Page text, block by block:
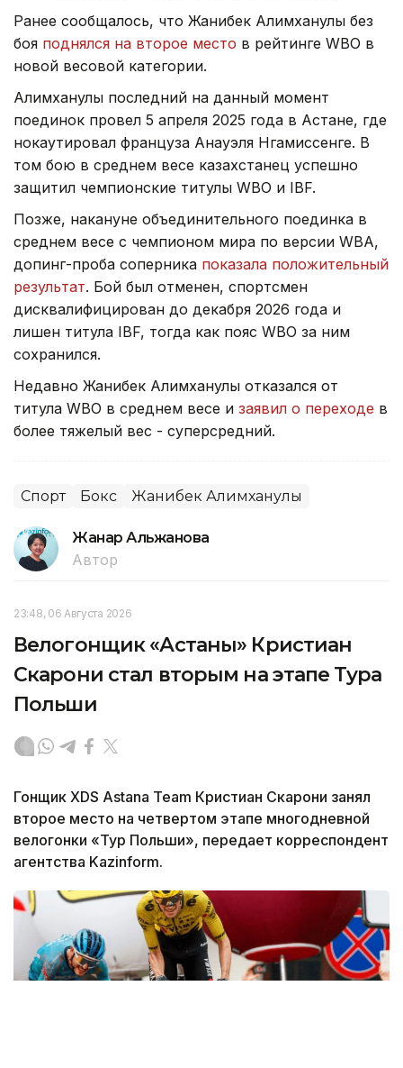
Ранее сообщалось, что Жанибек Алимханулы без
боя поднялся на второе место в рейтинге WBO в
новой весовой категории.
Алимханулы последний на данный момент
поединок провел 5 апреля 2025 года в Астане, где
нокаутировал француза Анауэля Нгамиссенге. В
том бою в среднем весе казахстанец успешно
защитил чемпионские титулы WBO и IBF.
Позже, накануне объединительного поединка в
среднем весе с чемпионом мира по версии WBA,
допинг-проба соперника показала положительный
результат. Бой был отменен, спортсмен
дисквалифицирован до декабря 2026 года и
лишен титула IBF, тогда как пояс WBO за ним
сохранился.
Недавно Жанибек Алимханулы отказался от
титула WBO в среднем весе и заявил о переходе в
более тяжелый вес - суперсредний.
Спорт Бокс Жанибек Алимханулы
Жанар Альжанова
Автор
23:48, 06 Августа 2026
Велогонщик «Астаны» Кристиан
Скарони стал вторым на этапе Тура
Польши
Гонщик XDS Astana Team Кристиан Скарони занял
второе место на четвертом этапе многодневной
велогонки «Тур Польши», передает корреспондент
агентства Kazinform.